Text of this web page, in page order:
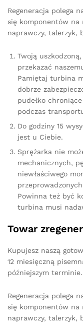
Regeneracja polega
się komponentów na
naprawczy, talerzyk,
Twoją
przekazać
Pamiętaj turbina
dobrze
pudełko
podczas
Do godziny 15
jest u Ciebie.
Sprężarka nie
mechanicznych,
niewłaściwego
Powinna też być
turbina musi
Towar
Kupujesz naszą
12 miesięczną
późniejszym terminie.
Regeneracja polega
się komponentów na
naprawczy, talerzyk,